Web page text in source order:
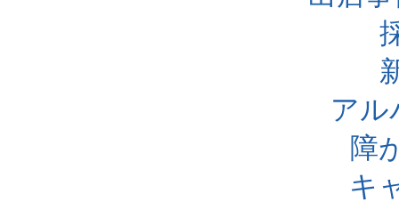
アル
障
キ